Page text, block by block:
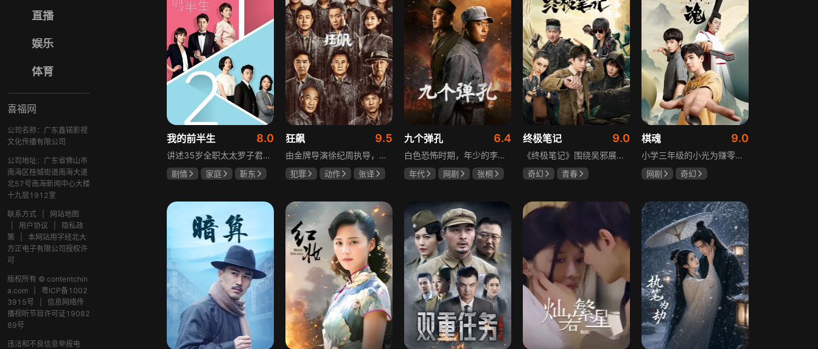
直播
娱乐
体育
喜福网
公司名称：广东鑫锘影视
文化传播有限公司
公司地址：广东省佛山市
南海区桂城街道南海大道
北57号南海新闻中心大楼
十九层1912室
联系方式
网站地图
用户协议
隐私政
策
本网站用字经北大
方正电子有限公司授权许
可
版权所有 © contentchin
a.com
粤ICP备1002
3915号
信息网络传
播视听节目许可证19082
89号
违法和不良信息举报电
我的前半生 8.0
讲述35岁全职太太罗子君因丈夫突然离婚陷入人生谷底，带孩子闯入社会，从安逸走向落魄。贺涵作为事业有成的精英，平静生活被罗子君打破，需应对各类突发状况。生活逼迫罗子君重拾骨气，贺涵也收获温暖，二人历经波折，罗子君实现自我成长，贺涵也找到人生新方向，展现都市女性蜕变与情感纠葛。
剧情 家庭
靳东
狂飙 9.5
由金牌导演徐纪周执导，张译、张颂文、李一桐、张志坚、吴刚领衔主演，倪大红、韩童生、李建义特邀主演的中央政法委重点项目。一部扫黑除恶坚决斗争的回忆录，横跨20年的群像叙事全景式展现时代变迁下的黑白较量与复杂人性。
犯罪 动作
张译
九个弹孔 6.4
白色恐怖时期，年少的李智信家破人亡后投身革命武装，因作战有勇有谋获“小狼崽子”绰号。他长期率部孤悬敌后，与日寇、反动派对决，多次负伤仍不改初心。凭借坚韧意志，他从游击队员成长为新四军干部、解放军司令员，身上的九个弹孔是他践行革命誓言、见证成长的勋章。
年代 网剧
张桐
终极笔记 9.0
《终极笔记》围绕吴邪展开，他因好奇三叔经历，历险归来收神秘录像带后卷入阴谋，只身闯格尔木疗养院偶遇张起灵等六人组队，在西王母宫发现陨玉，却遇三叔失踪、张起灵失忆。众人寻记忆探张家古楼，因裘德考介入受阻，后联手霍老太再探遭意外，谜团未解，吴邪被迫伪装成三叔，剧情充满冒险与悬疑。
奇幻
青春
棋魂 9.0
小学三年级的小光为赚零用钱到爷爷家寻宝，偶然翻出旧棋盘，接触棋盘的一瞬间，附身棋盘中的棋士褚嬴的灵魂进入了小光体内。后来小光在学校围棋会所结识少年天才小亮，为测试褚嬴实力，小光贸然与小亮对弈并小胜，他误以为褚嬴棋力平平，小亮却大受打击。数日后小亮再次挑战，再次惨败在褚嬴手下，二人从此成了相爱相杀的棋坛宿敌。在褚嬴指导下，小光进步神速，逐渐对围棋产生兴趣，最终在全国大赛与小亮激战中，褚嬴下出绝妙一局，小光却看出更高一着，终于在自己努力、褚嬴帮助和与小亮的磨练中，独立对弈，燃起真正的棋魂。
网剧
奇幻